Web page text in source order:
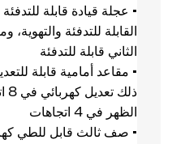
• عجلة قيادة قابلة
القابلة للتدفئة
الثاني قابلة للتدفئة
الظهر في 4 اتجاهات
• صف ثالث قابل للطي